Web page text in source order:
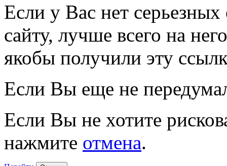
Если у Вас нет
сайту, лучше всего на
якобы получили эту
Если Вы еще не
Если Вы не хотите
нажмите отмена.